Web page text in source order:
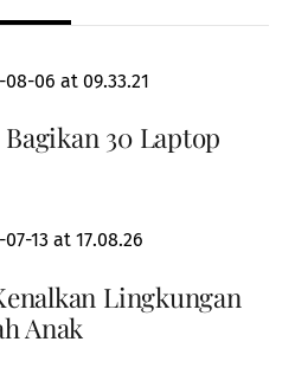
30 Laptop
Lingkungan
Anak